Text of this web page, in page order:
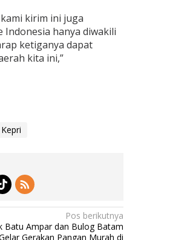
kirim ini juga
Indonesia hanya diwakili
ketiganya dapat
kita ini,”
Pos berikutnya
Batu Ampar dan Bulog Batam
Gerakan Pangan Murah di